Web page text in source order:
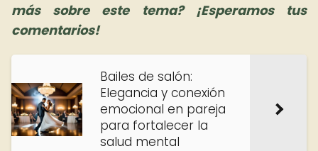
más sobre este tema? ¡Esperamos tus
comentarios!
Bailes de salón:
Elegancia y conexión
emocional en pareja
para fortalecer la
salud mental